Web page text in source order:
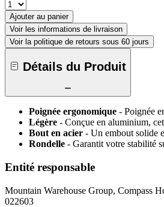
Ajouter au panier
Voir les informations de livraison
Voir la politique de retours sous 60 jours
Détails du Produit
Poignée ergonomique - Poignée
Légère - Conçue en aluminium,
Bout en acier - Un embout solide
Rondelle - Garantit votre stabilité
Entité responsable
Mountain Warehouse Group, Compass
022603